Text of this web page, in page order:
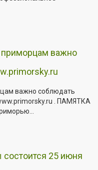
важно
важно соблюдать
. ПАМЯТКА
25 июня